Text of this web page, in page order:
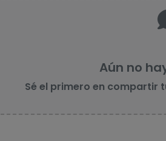
Aún no
Sé el primero en compartir